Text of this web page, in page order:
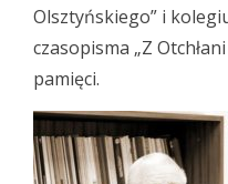
Olsztyńskiego” i
czasopisma „Z
pamięci.